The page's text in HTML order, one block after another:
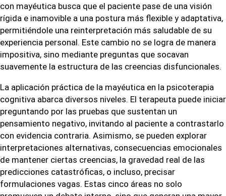
con mayéutica busca que el paciente pase de una visión
rígida e inamovible a una postura más flexible y adaptativa,
permitiéndole una reinterpretación más saludable de su
experiencia personal. Este cambio no se logra de manera
impositiva, sino mediante preguntas que socavan
suavemente la estructura de las creencias disfuncionales.
La aplicación práctica de la mayéutica en la psicoterapia
cognitiva abarca diversos niveles. El terapeuta puede iniciar
preguntando por las pruebas que sustentan un
pensamiento negativo, invitando al paciente a contrastarlo
con evidencia contraria. Asimismo, se pueden explorar
interpretaciones alternativas, consecuencias emocionales
de mantener ciertas creencias, la gravedad real de las
predicciones catastróficas, o incluso, precisar
formulaciones vagas. Estas cinco áreas no solo